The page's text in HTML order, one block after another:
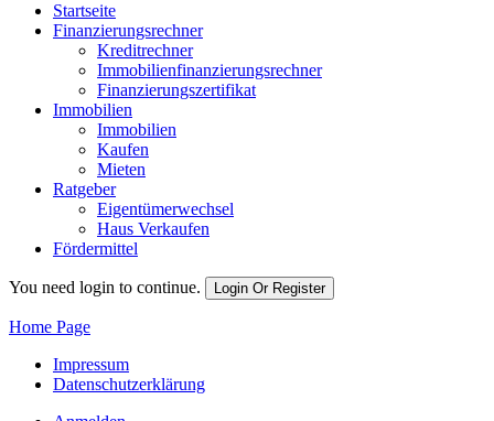
Startseite
Finanzierungsrechner
Kreditrechner
Immobilienfinanzierungsrechner
Finanzierungszertifikat
Immobilien
Immobilien
Kaufen
Mieten
Ratgeber
Eigentümerwechsel
Haus Verkaufen
Fördermittel
You need login to continue. Login Or Register
Home Page
Impressum
Datenschutzerklärung